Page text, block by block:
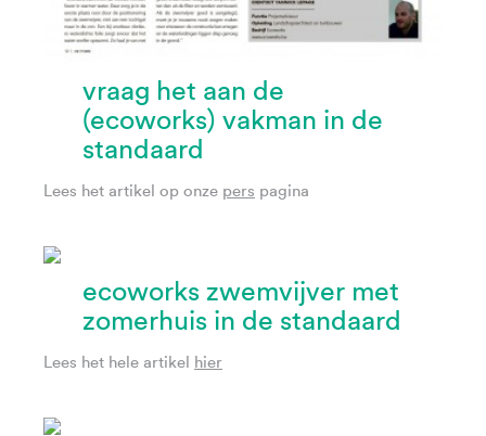
vraag het aan de
(ecoworks) vakman in de
standaard
Lees het artikel op onze pers pagina
ecoworks zwemvijver met
zomerhuis in de standaard
Lees het hele artikel hier